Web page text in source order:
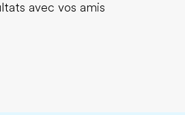
avec vos amis